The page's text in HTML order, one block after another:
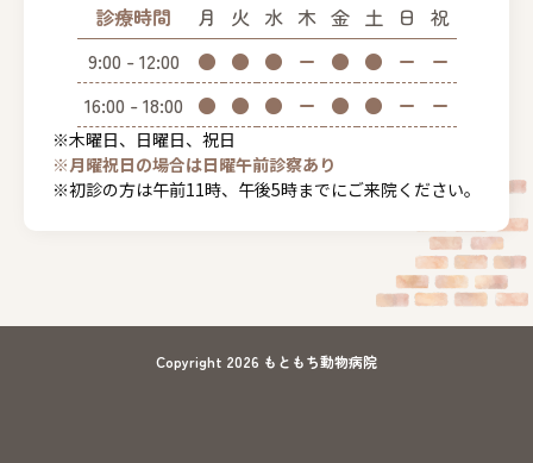
診療時間 月 火 水 木 金 土 日
祝
9:00 - 12:00
● ● ● ー ● ● ー
ー
16:00 - 18:00 ● ● ● ー ● ● ー ー
※木曜日、日曜日、祝日
※月曜祝日の場合は日曜午前診察あり
※初診の方は午前11時、午後5時までにご来院ください。
Copyright 2026 もともち動物病院